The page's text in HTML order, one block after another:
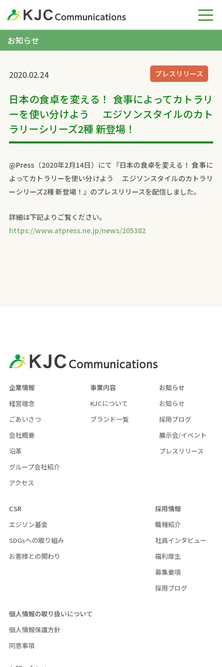
お知らせ
2020.02.24 プレスリリース
日本の食卓を変える！ 食事によってカトラリ
ーを使い分けよう エジソンスタイルのカト
ラリーシリーズ2種 新登場！
@Press（2020年2月14日）にて『日本の食卓を変える！ 食事に
よってカトラリーを使い分けよう エジソンスタイルのカトラリ
ーシリーズ2種 新登場！』のプレスリリースを配信しました。
詳細は下記よりご覧ください。
https://www.atpress.ne.jp/news/205382
企業情報
経営理念
ごあいさつ
会社概要
沿革
グループ会社紹介
アクセス
事業内容
KJCについて
ブランド一覧
お知らせ
お知らせ
採用ブログ
展示会/イベント
プレスリリース
CSR
エジソン基金
SDGsへの取り組み
お客様との関わり
採用情報
職種紹介
社員インタビュー
福利厚生
募集要項
採用ブログ
個人情報の取り扱いについて
個人情報保護方針
同意事項